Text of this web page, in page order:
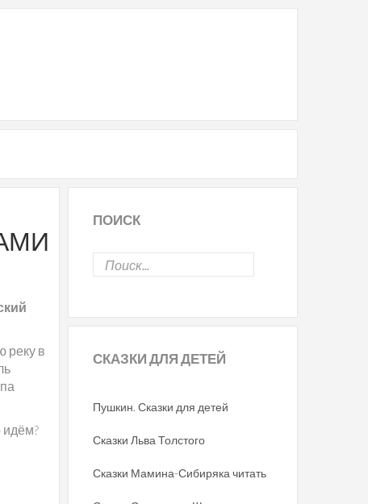
реку в
идём?
ПОИСК
СКАЗКИДЛЯ ДЕТЕЙ
Пушкин. Сказки для детей
Сказки Льва Толстого
Сказки Мамина-Сибиряка читать